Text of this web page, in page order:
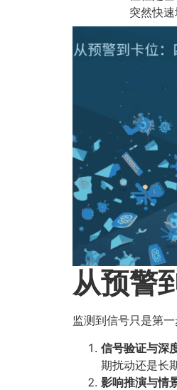
突然快
从预警
监测到信号只是第
信号验证与深
期扰动还是长
影响推演与情